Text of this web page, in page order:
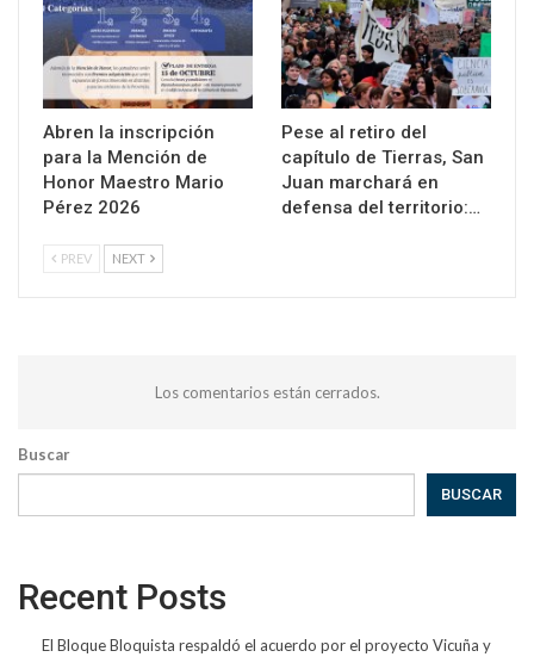
Abren la inscripción
para la Mención de
Honor Maestro Mario
Pérez 2026
Pese al retiro del
capítulo de Tierras, San
Juan marchará en
defensa del territorio:…
PREV NEXT
Los comentarios están cerrados.
Buscar
BUSCAR
Recent Posts
El Bloque Bloquista respaldó el acuerdo por el proyecto Vicuña y